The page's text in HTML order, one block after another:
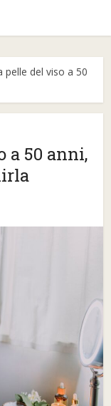
pelle del viso a 50
a 50 anni,